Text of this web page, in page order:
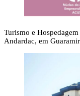
Turismo e
Andardac, em